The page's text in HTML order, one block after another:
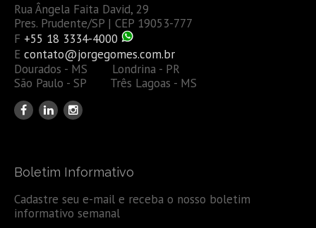
Rua Ângela Faita David, 29
Pres. Prudente/SP | CEP 19053-777
F +55 18 3334-4000
E contato@jorgegomes.com.br
Dourados - MS Londrina - PR
São Paulo - SP Três Lagoas - MS
Boletim Informativo
Cadastre seu e-mail e receba o nosso boletim
informativo semanal